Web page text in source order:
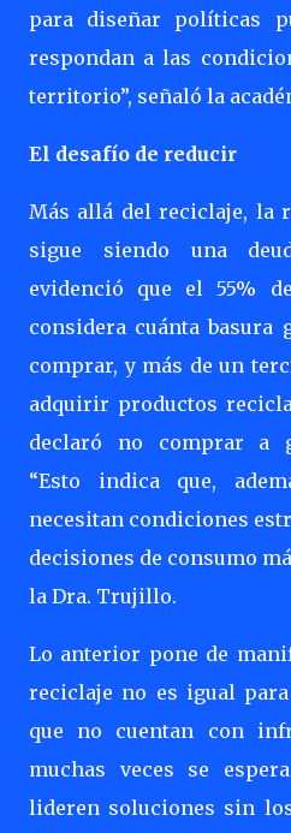
para diseñar políticas
respondan a las
territorio”, señaló la
El desafío de reducir
Más allá del reciclaje, la
sigue siendo una
evidenció que el 55%
considera cuánta basura
comprar, y más de un
adquirir productos
declaró no comprar a
“Esto indica que,
necesitan condiciones
decisiones de consumo
la Dra. Trujillo.
Lo anterior pone de
reciclaje no es igual para
que no cuentan con
muchas veces se
lideren soluciones sin